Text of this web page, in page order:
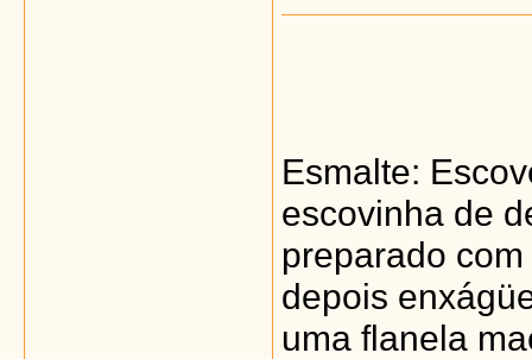
Esmalte:
escovinha de
preparado
depois
uma flanela